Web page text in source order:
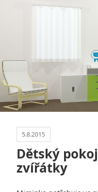
5.8.2015
Dětský
zvířátky